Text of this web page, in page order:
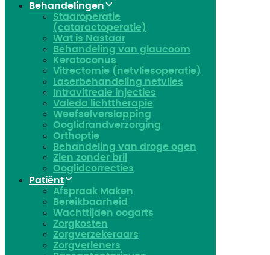
Behandelingen
Staaroperatie
(cataractoperatie)
Wat is Nastaar
Behandeling van glaucoom
Keratoconus​
Vitrectomie (netvliesoperatie)
Laserbehandeling netvlies
Intravitreale injecties
Valeda lichttherapie
Weefselverslapping
Ooglidrandverzorging
Orthoptie
Behandeling van droge ogen
Zien zonder bril
Ooglidcorrecties
Patiënt
Afspraak Maken
Bereikbaarheid
Wachttijden oogarts
Zorgkosten
Zorgverzekeraars
Zorgverleners